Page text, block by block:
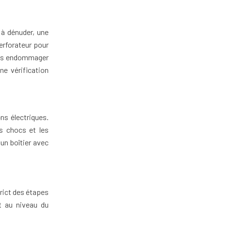
dénuder, une
pour
endommager
vérification
électriques.
chocs et les
boîtier avec
des étapes
au niveau du